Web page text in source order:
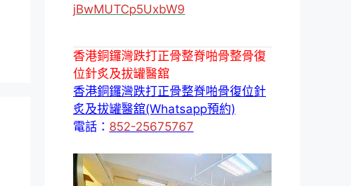
jBwMUTCp5UxbW9
香港銅鑼灣跌打正骨整脊啪骨整骨復
位針炙及拔罐醫舘
香港銅鑼灣跌打正骨整脊啪骨復位針
炙及拔罐醫舘(Whatsapp預約)
電話： 852-25675767